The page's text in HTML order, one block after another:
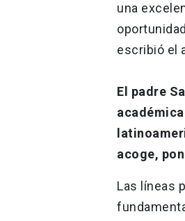
una
escribió el
El padre
acoge,
Las líneas